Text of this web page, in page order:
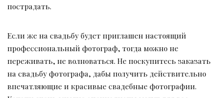
пострадать.
Если же на свадьбу будет приглашен настоящий
профессиональный фотограф, тогда можно не
переживать, не волноваться. Не поскупитесь заказать
на свадьбу фотографа, дабы получить действительно
впечатляющие и красивые свадебные фотографии.